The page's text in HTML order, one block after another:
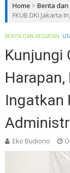
Home > Berita dan
FKUB DKI Jakarta
BERITA DAN KEGIATAN
Kunjungi
Harapan,
Ingatkan
Eko Budiono